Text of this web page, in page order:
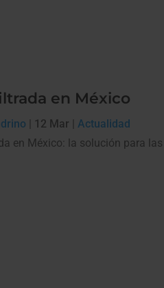
en México
12 Mar |Actualidad
en México: la solución para